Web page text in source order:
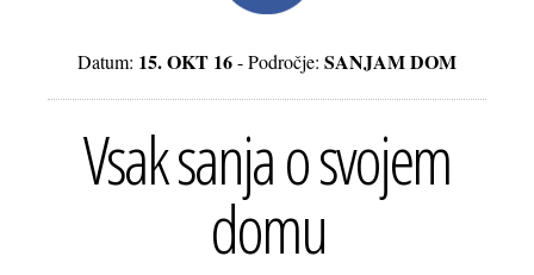
Datum: 15. OKT 16- Področje: SANJAM DOM
Vsak sanja o svojem
domu